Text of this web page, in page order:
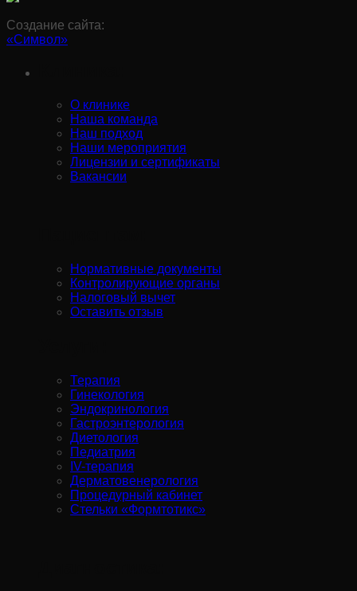
Создание сайта:
«Символ»
О клинике
Наша команда
Наш подход
Наши мероприятия
Лицензии и сертификаты
Вакансии
Нормативные документы
Контролирующие органы
Налоговый вычет
Оставить отзыв
Терапия
Гинекология
Эндокринология
Гастроэнтерология
Диетология
Педиатрия
IV-терапия
Дерматовенерология
Процедурный кабинет
Стельки «Формтотикс»